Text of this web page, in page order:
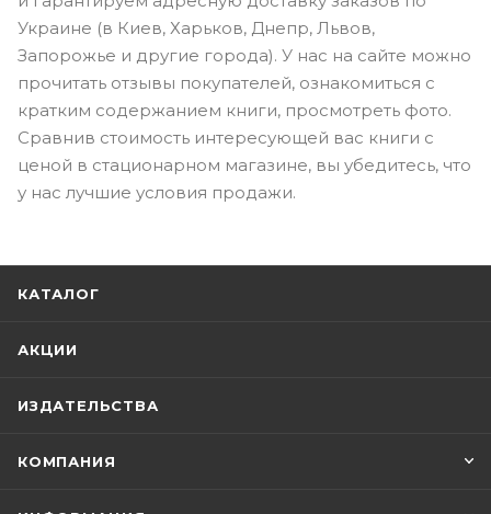
Украине (в Киев, Харьков, Днепр, Львов,
Запорожье и другие города). У нас на сайте можно
прочитать отзывы покупателей, ознакомиться с
кратким содержанием книги, просмотреть фото.
Сравнив стоимость интересующей вас книги с
ценой в стационарном магазине, вы убедитесь, что
у нас лучшие условия продажи.
КАТАЛОГ
АКЦИИ
ИЗДАТЕЛЬСТВА
КОМПАНИЯ